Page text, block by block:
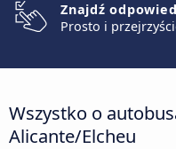
Znajdź
Prosto i
Wszystko o
Alicante/Elcheu